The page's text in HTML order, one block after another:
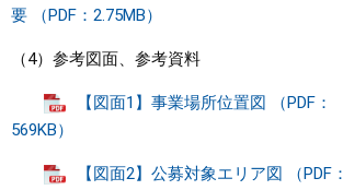
要 （PDF：2.75MB）
（4）参考図面、参考資料
【図面1】事業場所位置図 （PDF：
569KB）
【図面2】公募対象エリア図 （PDF：